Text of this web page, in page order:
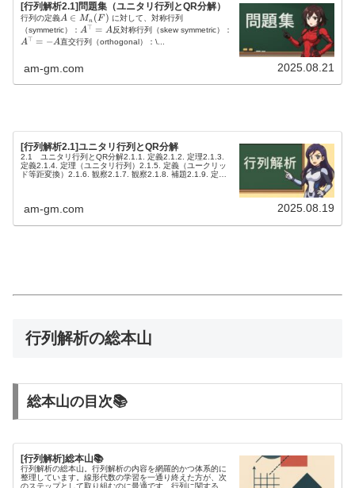
[行列解析2.1]問題集（ユニタリ行列とQR分解）
行列の定義A
\i
n
n
(
A ∈ Mn (F) に対して、対称行列
（symmetric）： A
^
t
o
A
A⊤ = A反対称行列（skew symmetric）：
o
-
A⊤ = −A直交行列（orthogonal）：\...
am-gm.com 2025.08.21
[行列解析2.1]ユニタリ行列とQR分解
2.1 ユニタリ行列とQR分解2.1.1. 定義2.1.2. 定理2.1.3.
定義2.1.4. 定理（ユニタリ行列）2.1.5. 定義（ユークリッ
ド等距変換）2.1.6. 観察2.1.7. 観察2.1.8. 補題2.1.9. 定理
am-gm.com 2025.08.19
行列解析の総本山
総本山の目次📚
[行列解析]総本山📚
行列解析の総本山。行列解析の内容を網羅的かつ体系的に
整理しています。線形代数の学習を一通り終えた方が、次